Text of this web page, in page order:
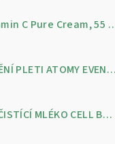
Lebelage Vitamin C Pure Cream, 55
SADA NA ČIŠTĚNÍ PLETI ATOMY EVENING CARE - 4 KROKY PRO ČISTOU A ZÁŘIVOU PLEŤ
EPIDERMÁLNÍ ČISTÍCÍ MLÉKO CELL BY CELL Epidermal Cleansing Milk 200 ml